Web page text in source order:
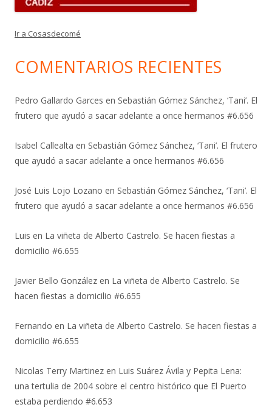
Ir a Cosasdecomé
COMENTARIOS RECIENTES
Pedro Gallardo Garces en Sebastián Gómez Sánchez, ‘Tani’. El
frutero que ayudó a sacar adelante a once hermanos #6.656
Isabel Callealta en Sebastián Gómez Sánchez, ‘Tani’. El frutero
que ayudó a sacar adelante a once hermanos #6.656
José Luis Lojo Lozano en Sebastián Gómez Sánchez, ‘Tani’. El
frutero que ayudó a sacar adelante a once hermanos #6.656
Luis en La viñeta de Alberto Castrelo. Se hacen fiestas a
domicilio #6.655
Javier Bello González en La viñeta de Alberto Castrelo. Se
hacen fiestas a domicilio #6.655
Fernando en La viñeta de Alberto Castrelo. Se hacen fiestas a
domicilio #6.655
Nicolas Terry Martinez en Luis Suárez Ávila y Pepita Lena:
una tertulia de 2004 sobre el centro histórico que El Puerto
estaba perdiendo #6.653